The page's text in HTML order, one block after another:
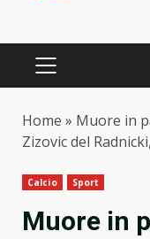
PRIMARY
Home » Muore in
Zizovic del
Calcio Sport
Muore in